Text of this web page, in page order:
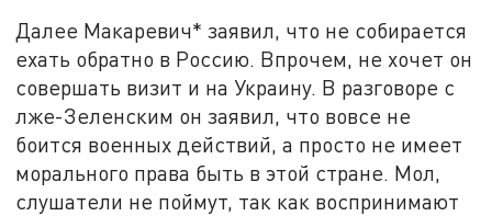
Далее Макаревич* заявил, что не собирается
ехать обратно в Россию. Впрочем, не хочет он
совершать визит и на Украину. В разговоре с
лже-Зеленским он заявил, что вовсе не
боится военных действий, а просто не имеет
морального права быть в этой стране. Мол,
слушатели не поймут, так как воспринимают